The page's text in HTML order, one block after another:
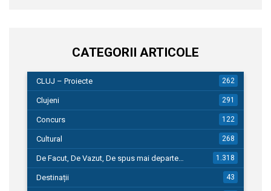
CATEGORII ARTICOLE
CLUJ – Proiecte 262
Clujeni 291
Concurs 122
Cultural 268
De Facut, De Vazut, De spus mai departe… 1.318
Destinații 43